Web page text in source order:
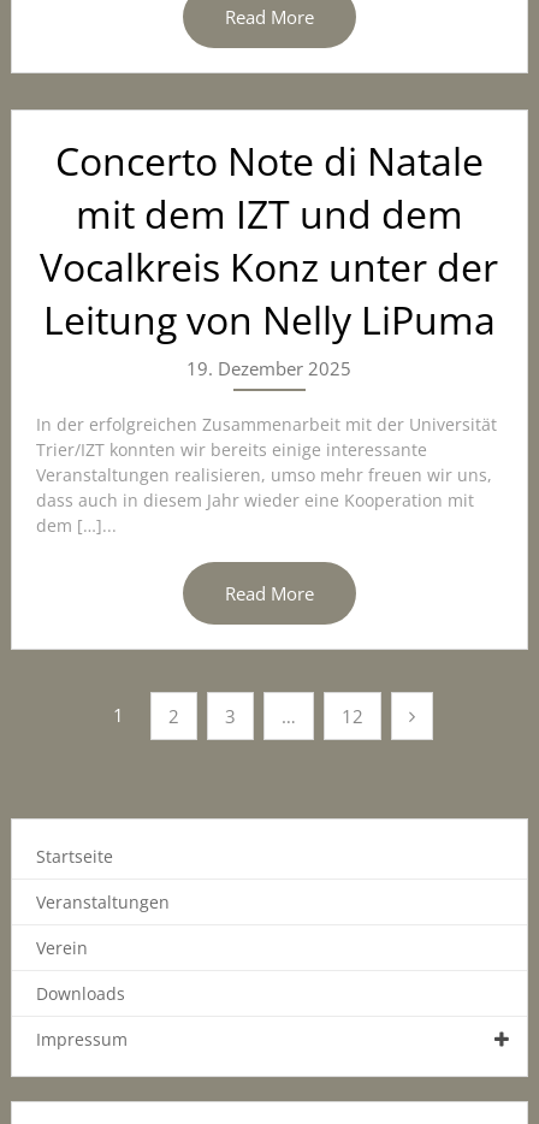
Read More
Concerto Note di Natale
mit dem IZT und dem
Vocalkreis Konz unter der
Leitung von Nelly LiPuma
19. Dezember 2025
In der erfolgreichen Zusammenarbeit mit der Universität
Trier/IZT konnten wir bereits einige interessante
Veranstaltungen realisieren, umso mehr freuen wir uns,
dass auch in diesem Jahr wieder eine Kooperation mit
dem […]...
Read More
Seitennummerierung
1 2 3 … 12
Startseite
Veranstaltungen
Verein
Downloads
Impressum